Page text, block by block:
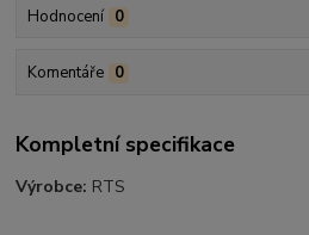
Hodnocení 0
Komentáře 0
Kompletní specifikace
Výrobce: RTS